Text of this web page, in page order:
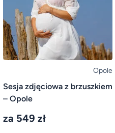
Opole
Sesja zdjęciowa z brzuszkiem
– Opole
za 549 zł